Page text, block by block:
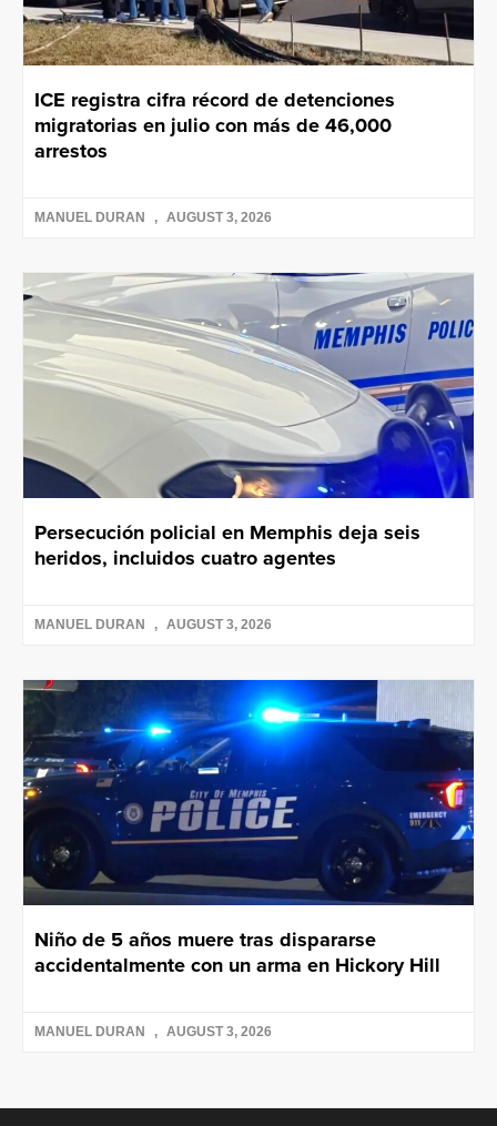
ICE registra cifra récord de detenciones
migratorias en julio con más de 46,000
arrestos
MANUEL DURAN AUGUST 3, 2026
Persecución policial en Memphis deja seis
heridos, incluidos cuatro agentes
MANUEL DURAN AUGUST 3, 2026
Niño de 5 años muere tras dispararse
accidentalmente con un arma en Hickory Hill
MANUEL DURAN AUGUST 3, 2026